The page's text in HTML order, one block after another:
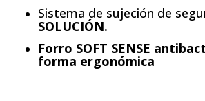
Sistema de sujeción de
SOLUCIÓN.
Forro SOFT SENSE
forma ergonómica